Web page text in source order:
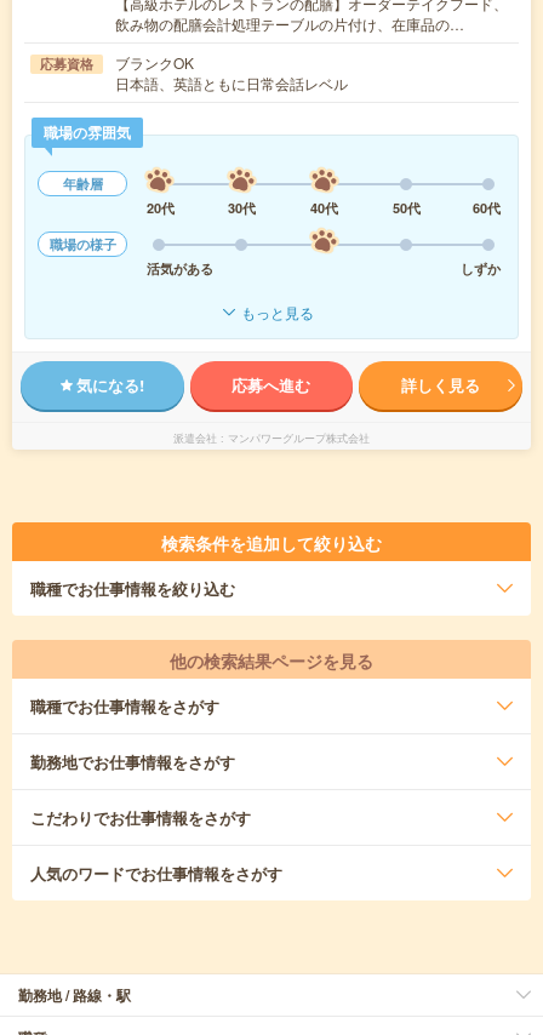
飲み物の配膳会計処理テーブルの片付け、在庫品の…
応募資格
ブランクOK
日本語、英語ともに日常会話レベル
職場の雰囲気
年齢層
20代
30代 40代 50代
60代
職場の様子
活気がある
しずか
もっと見る
気になる! 応募へ進む 詳しく見る
派遣会社 マンパワーグループ株式会社
検索条件を追加して絞り込む
職種でお仕事情報を絞り込む
他の検索結果ページを見る
職種でお仕事情報をさがす
勤務地でお仕事情報をさがす
こだわりでお仕事情報をさがす
人気のワードでお仕事情報をさがす
勤務地 / 路線・駅